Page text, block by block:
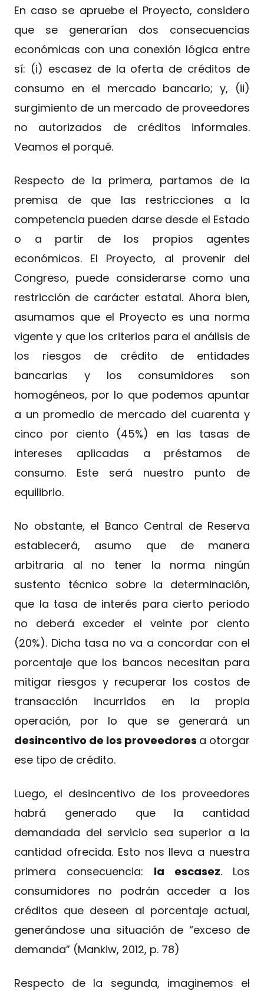
En caso se apruebe el Proyecto, considero
que se generarían dos consecuencias
económicas con una conexión lógica entre
sí: (i) escasez de la oferta de créditos de
consumo en el mercado bancario; y, (ii)
surgimiento de un mercado de proveedores
no autorizados de créditos informales.
Veamos el porqué.
Respecto de la primera, partamos de la
premisa de que las restricciones a la
competencia pueden darse desde el Estado
o a partir de los propios agentes
económicos. El Proyecto, al provenir del
Congreso, puede considerarse como una
restricción de carácter estatal. Ahora bien,
asumamos que el Proyecto es una norma
vigente y que los criterios para el análisis de
los riesgos de crédito de entidades
bancarias y los consumidores son
homogéneos, por lo que podemos apuntar
a un promedio de mercado del cuarenta y
cinco por ciento (45%) en las tasas de
intereses aplicadas a préstamos de
consumo. Este será nuestro punto de
equilibrio.
No obstante, el Banco Central de Reserva
establecerá, asumo que de manera
arbitraria al no tener la norma ningún
sustento técnico sobre la determinación,
que la tasa de interés para cierto periodo
no deberá exceder el veinte por ciento
(20%). Dicha tasa no va a concordar con el
porcentaje que los bancos necesitan para
mitigar riesgos y recuperar los costos de
transacción incurridos en la propia
operación, por lo que se generará un
desincentivo de los proveedores a otorgar
ese tipo de crédito.
Luego, el desincentivo de los proveedores
habrá generado que la cantidad
demandada del servicio sea superior a la
cantidad ofrecida. Esto nos lleva a nuestra
primera consecuencia: la escasez. Los
consumidores no podrán acceder a los
créditos que deseen al porcentaje actual,
generándose una situación de “exceso de
demanda” (Mankiw, 2012, p. 78)
Respecto de la segunda, imaginemos el